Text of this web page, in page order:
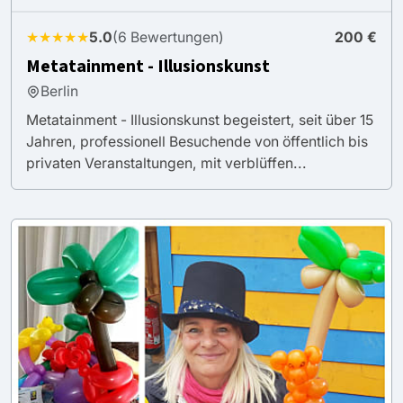
★★★★★5.0(6 Bewertungen) 200 €
Metatainment - Illusionskunst
Berlin
Metatainment - Illusionskunst begeistert, seit über 15
Jahren, professionell Besuchende von öffentlich bis
privaten Veranstaltungen, mit verblüffen...